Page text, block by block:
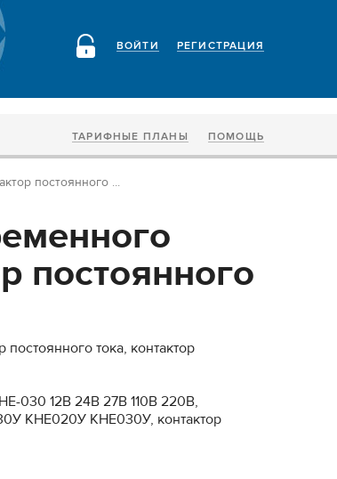
РЕГИСТРАЦИЯ
ВОЙТИ
ТАРИФНЫЕ ПЛАНЫ ПОМОЩЬ
постоянного ...
постоянного
постоянного тока, контактор
030 12В 24В 27В 110В 220В,
КНЕ020У КНЕ030У, контактор